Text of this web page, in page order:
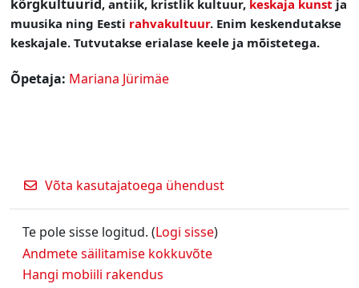
kõrgkultuurid, antiik, kristlik kultuur, keskaja kunst ja
muusika ning Eesti rahvakultuur. Enim keskendutakse
keskajale. Tutvutakse erialase keele ja mõistetega.
Õpetaja: Mariana Jürimäe
Võta kasutajatoega ühendust
Te pole sisse logitud. (Logi sisse)
Andmete säilitamise kokkuvõte
Hangi mobiili rakendus